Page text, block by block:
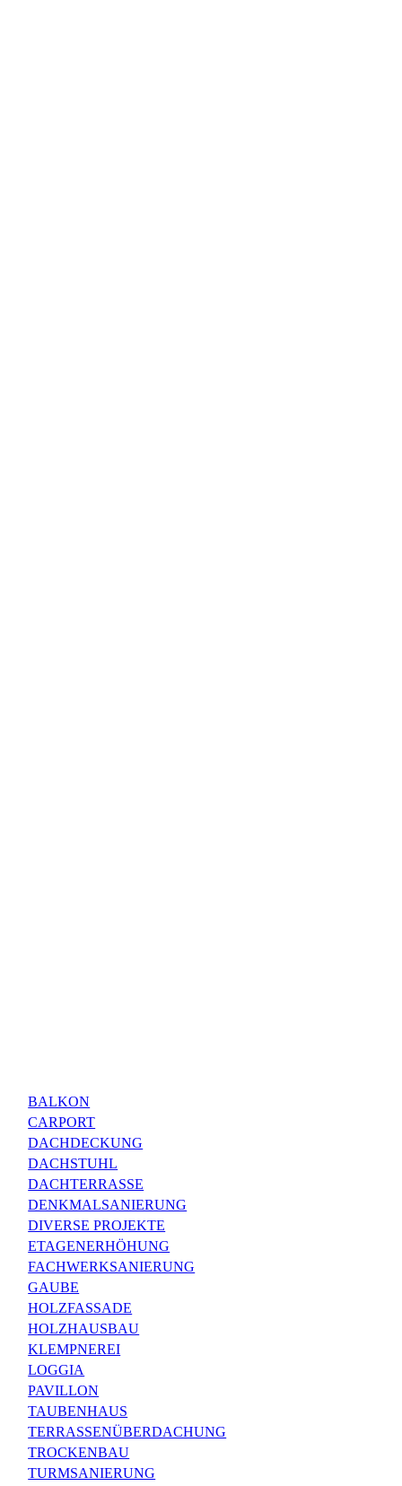
BALKON
CARPORT
DACHDECKUNG
DACHSTUHL
DACHTERRASSE
DENKMALSANIERUNG
DIVERSE PROJEKTE
ETAGENERHÖHUNG
FACHWERKSANIERUNG
GAUBE
HOLZFASSADE
HOLZHAUSBAU
KLEMPNEREI
LOGGIA
PAVILLON
TAUBENHAUS
TERRASSENÜBERDACHUNG
TROCKENBAU
TURMSANIERUNG